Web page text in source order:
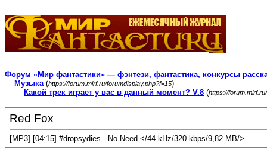
Форум «Мир фантастики» — фэнтези, фантастика, конкурсы
-
Музыка(https://forum.mirf.ru/forumdisplay.php?f=15)
- -
Какой трек играет у вас в данный момент? V.8 (https://
Red Fox
[MP3] [04:15] #dropsydies - No Need </44 kHz/320 kbps/9,82 MB/>